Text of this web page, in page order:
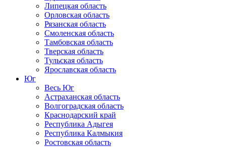
Липецкая область
Орловская область
Рязанская область
Смоленская область
Тамбовская область
Тверская область
Тульская область
Ярославская область
Юг
Весь Юг
Астраханская область
Волгоградская область
Краснодарский край
Республика Адыгея
Республика Калмыкия
Ростовская область